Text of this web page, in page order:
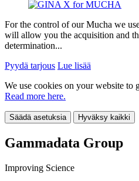
For the control of our Mucha we
will allow you the acquisition and
determination...
Pyydä tarjous Lue lisää
We use cookies on your website to
Read more here.
Säädä asetuksia Hyväksy kaikki
Gammadata Group
Improving Science